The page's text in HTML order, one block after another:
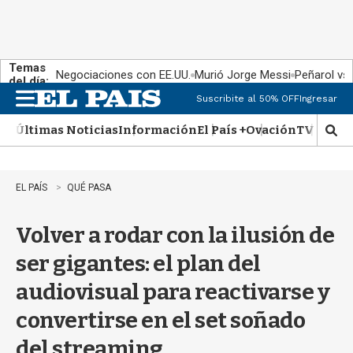
Temas
del día: Negociaciones con EE.UU. Murió Jorge Messi Peñarol
n
u
Suscribite al 50% OFFIngresar
Últimas NoticiasInformaciónEl País +OvaciónTV Show
M
o
r
b
EL PAÍS QUÉ PASA
Volver a rodar con la ilusión de
ser gigantes: el plan del
audiovisual para reactivarse y
convertirse en el set soñado